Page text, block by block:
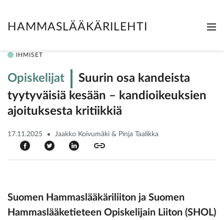
HAMMASLÄÄKÄRILEHTI
IHMISET
Opiskelijat
Suurin osa kandeista
tyytyväisiä kesään – kandioikeuksien
ajoituksesta kritiikkiä
17.11.2025 Jaakko Koivumäki & Pinja Taalikka
Suomen Hammaslääkäriliiton ja Suomen
Hammaslääketieteen Opiskelijain Liiton (SHOL)